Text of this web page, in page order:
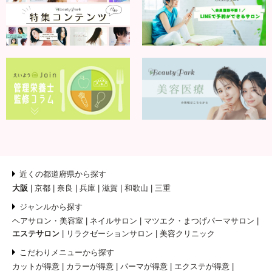
近くの都道府県から探す
大阪
京都 奈良 兵庫 滋賀 和歌山 三重
ジャンルから探す
ヘアサロン・美容室
ネイルサロン
マツエク・まつげパーマサロン
エステサロン
リラクゼーションサロン 美容クリニック
こだわりメニューから探す
カットが得意
カラーが得意 パーマが得意
エクステが得意